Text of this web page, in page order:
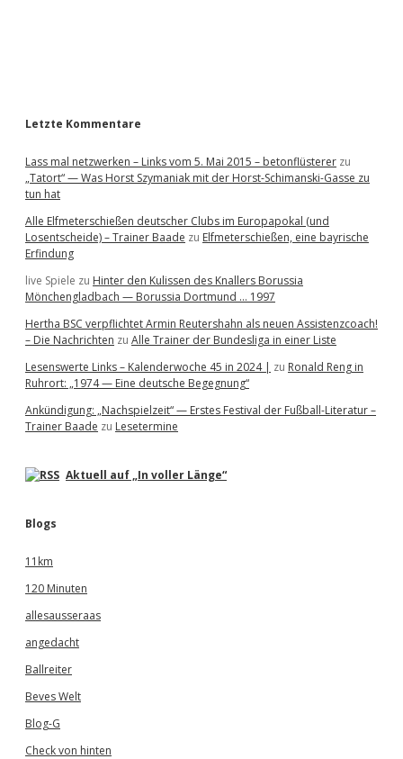
Letzte Kommentare
Lass mal netzwerken – Links vom 5. Mai 2015 – betonflüsterer zu
„Tatort“ — Was Horst Szymaniak mit der Horst-Schimanski-Gasse zu
tun hat
Alle Elfmeterschießen deutscher Clubs im Europapokal (und
Losentscheide) – Trainer Baade zu Elfmeterschießen, eine bayrische
Erfindung
live Spiele zu Hinter den Kulissen des Knallers Borussia
Mönchengladbach — Borussia Dortmund … 1997
Hertha BSC verpflichtet Armin Reutershahn als neuen Assistenzcoach!
– Die Nachrichten zu Alle Trainer der Bundesliga in einer Liste
Lesenswerte Links – Kalenderwoche 45 in 2024 | zu Ronald Reng in
Ruhrort: „1974 — Eine deutsche Begegnung“
Ankündigung: „Nachspielzeit“ — Erstes Festival der Fußball-Literatur –
Trainer Baade zu Lesetermine
Aktuell auf „In voller Länge“
Blogs
11km
120 Minuten
allesausseraas
angedacht
Ballreiter
Beves Welt
Blog-G
Check von hinten